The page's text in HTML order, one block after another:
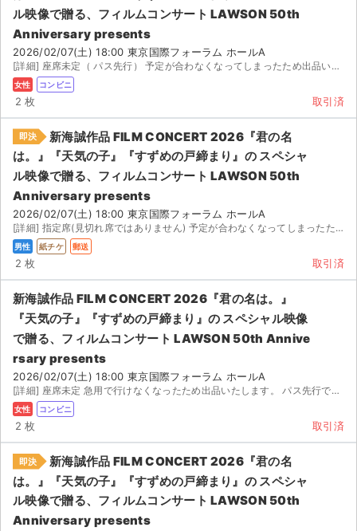
ル映像で贈る、フィルムコンサート LAWSON 50th
Anniversary presents
2026/02/07(土) 18:00 東京国際フォーラム ホールA
[詳細] 座席未定（ パス先行） 予定が合わなくなってしまったため出品いたします。 ...
女性 コンビニ
2 枚 取引済
即決
新海誠作品 FILM CONCERT 2026『君の名
は。』『天気の子』『すずめの戸締まり』の スペシャ
ル映像で贈る、フィルムコンサート LAWSON 50th
Anniversary presents
2026/02/07(土) 18:00 東京国際フォーラム ホールA
[詳細] 指定席(見切れ席ではありません) 予定が合わなくなってしまったため出品いたします。
男性 紙チケ 郵送
2 枚 取引済
新海誠作品 FILM CONCERT 2026『君の名は。』
『天気の子』『すずめの戸締まり』の スペシャル映像
で贈る、フィルムコンサート LAWSON 50th Annive
rsary presents
2026/02/07(土) 18:00 東京国際フォーラム ホールA
[詳細] 座席未定 急用で行けなくなったため出品いたします。 パス先行でとったチケットです。来...
女性 コンビニ
2 枚 取引済
即決
新海誠作品 FILM CONCERT 2026『君の名
は。』『天気の子』『すずめの戸締まり』の スペシャ
ル映像で贈る、フィルムコンサート LAWSON 50th
Anniversary presents